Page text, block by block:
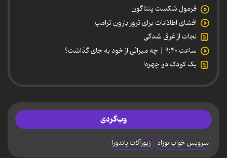
فرمول شکست پنتاگون
افشای اطلاعات برای ترور بارون ترامپ
نجات از غرق شدگی
ساعت ۹:۴۰ | چه میراثی از خود به جای گذاشت؟
یک کودک دو چهره!
وب‌گردی
سرویس خواب نوزاد زیورآلات پاندورا